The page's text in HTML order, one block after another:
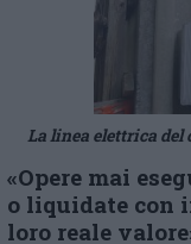
La linea elettrica
«Opere mai
o liquidate con
loro reale